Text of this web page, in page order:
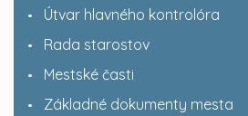
Útvar hlavného kontrolóra
Rada starostov
Mestské časti
Základné dokumenty mesta